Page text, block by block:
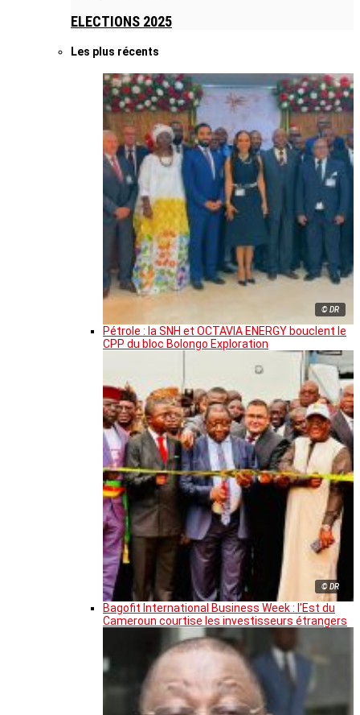
ELECTIONS 2025
Les plus récents
© DR
Pétrole : la SNH et OCTAVIA ENERGY bouclent le
CPP du bloc Bolongo Exploration
© DR
Bagofit International Business Week : l’Est du
Cameroun courtise les investisseurs étrangers